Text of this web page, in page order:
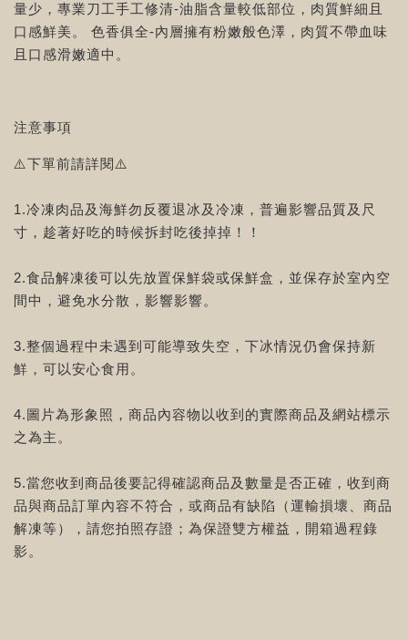
量少，專業刀工手工修清-油脂含量較低部位，肉質鮮細且
口感鮮美。 色香俱全-內層擁有粉嫩般色澤，肉質不帶血味
且口感滑嫩適中。
注意事項
⚠️下單前請詳閱⚠️
1.冷凍肉品及海鮮勿反覆退冰及冷凍，普遍影響品質及尺
寸，趁著好吃的時候拆封吃後掉掉！！
2.食品解凍後可以先放置保鮮袋或保鮮盒，並保存於室內空
間中，避免水分散，影響影響。
3.整個過程中未遇到可能導致失空，下冰情況仍會保持新
鮮，可以安心食用。
4.圖片為形象照，商品內容物以收到的實際商品及網站標示
之為主。
5.當您收到商品後要記得確認商品及數量是否正確，收到商
品與商品訂單內容不符合，或商品有缺陷（運輸損壞、商品
解凍等），請您拍照存證；為保證雙方權益，開箱過程錄
影。